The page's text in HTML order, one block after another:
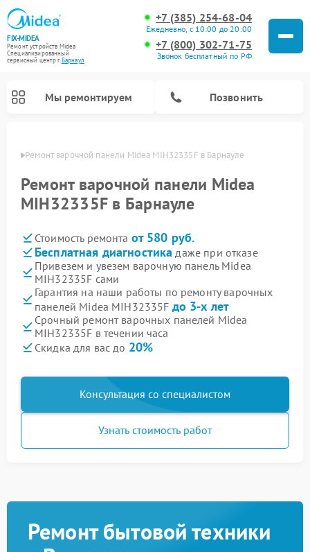
FIX-MIDEA
Ремонт устройств Midea
Специализированный
cервисный центр г.Барнаул
+7 (385) 254-68-04
Ежедневно, с 10:00 до 20:00
+7 (800) 302-71-75
Звонок бесплатный по РФ
Мы ремонтируем Позвонить
Ремонт варочной панели Midea MIH32335F в Барнауле
Ремонт варочной панели Midea
MIH32335F в Барнауле
Стоимость ремонта от 580 руб.
Бесплатная диагностика даже при отказе
Привезем и увезем варочную панель Midea
MIH32335F сами
Гарантия на наши работы по ремонту варочных
панелей Midea MIH32335F до 3-х лет
Срочный ремонт варочных панелей Midea
MIH32335F в течении часа
Скидка для вас до 20%
Консультация со специалистом
Узнать стоимость работ
Ремонт бытовой техники